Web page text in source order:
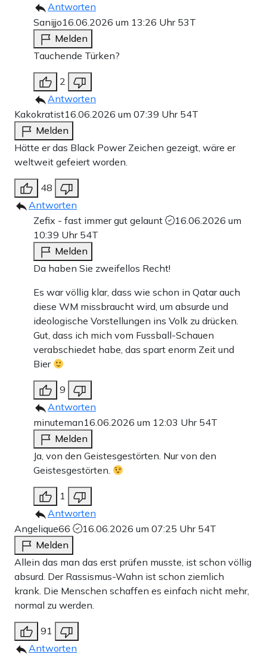
Antworten
Sanijjo16.06.2026 um 13:26 Uhr 53T
Melden
Tauchende Türken?
2
Antworten
Kakokratist16.06.2026 um 07:39 Uhr 54T
Melden
Hätte er das Black Power Zeichen gezeigt, wäre er
weltweit gefeiert worden.
48
Antworten
Zefix - fast immer gut gelaunt
16.06.2026 um
10:39 Uhr 54T
Melden
Da haben Sie zweifellos Recht!
Es war völlig klar, dass wie schon in Qatar auch
diese WM missbraucht wird, um absurde und
ideologische Vorstellungen ins Volk zu drücken.
Gut, dass ich mich vom Fussball-Schauen
verabschiedet habe, das spart enorm Zeit und
Bier
9
Antworten
minuteman16.06.2026 um 12:03 Uhr 54T
Melden
Ja, von den Geistesgestörten. Nur von den
Geistesgestörten.
1
Antworten
Angelique66
16.06.2026 um 07:25 Uhr 54T
Melden
Allein das man das erst prüfen musste, ist schon völlig
absurd. Der Rassismus-Wahn ist schon ziemlich
krank. Die Menschen schaffen es einfach nicht mehr,
normal zu werden.
91
Antworten